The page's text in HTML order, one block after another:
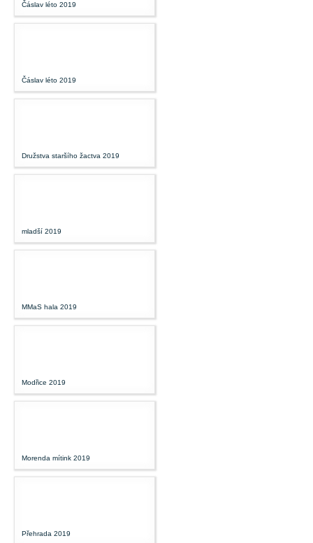
Čáslav léto 2019
Čáslav léto 2019
Družstva staršího žactva 2019
mladší 2019
MMaS hala 2019
Modřice 2019
Morenda mítink 2019
Přehrada 2019